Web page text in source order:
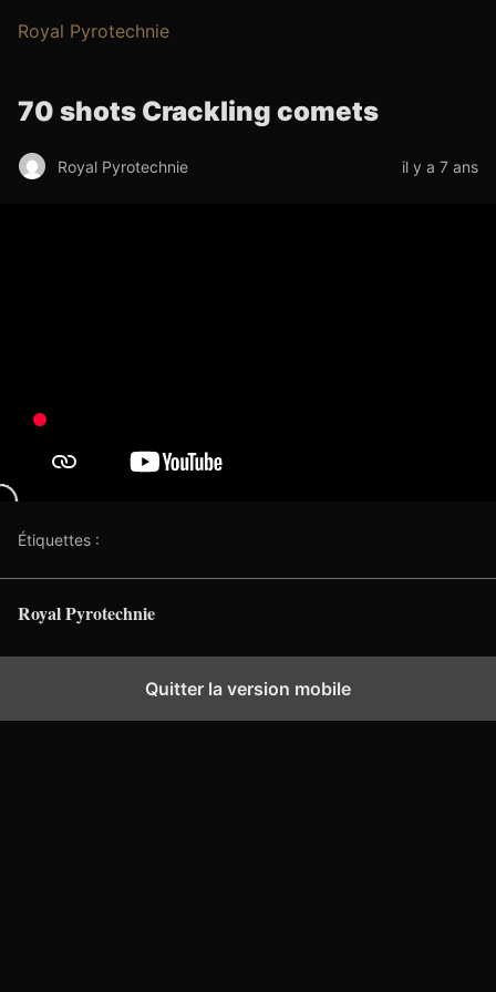
Royal Pyrotechnie
70 shots Crackling comets
Royal Pyrotechnie il y a 7 ans
Étiquettes :
Royal Pyrotechnie
Quitter la version mobile